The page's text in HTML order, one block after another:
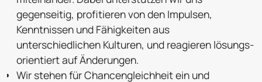
gegenseitig, profitieren von den Impulsen,
Kenntnissen und Fähigkeiten aus
unterschiedlichen Kulturen, und reagieren lösungs­
orientiert auf Änderungen.
Wir stehen für Chancengleichheit ein und